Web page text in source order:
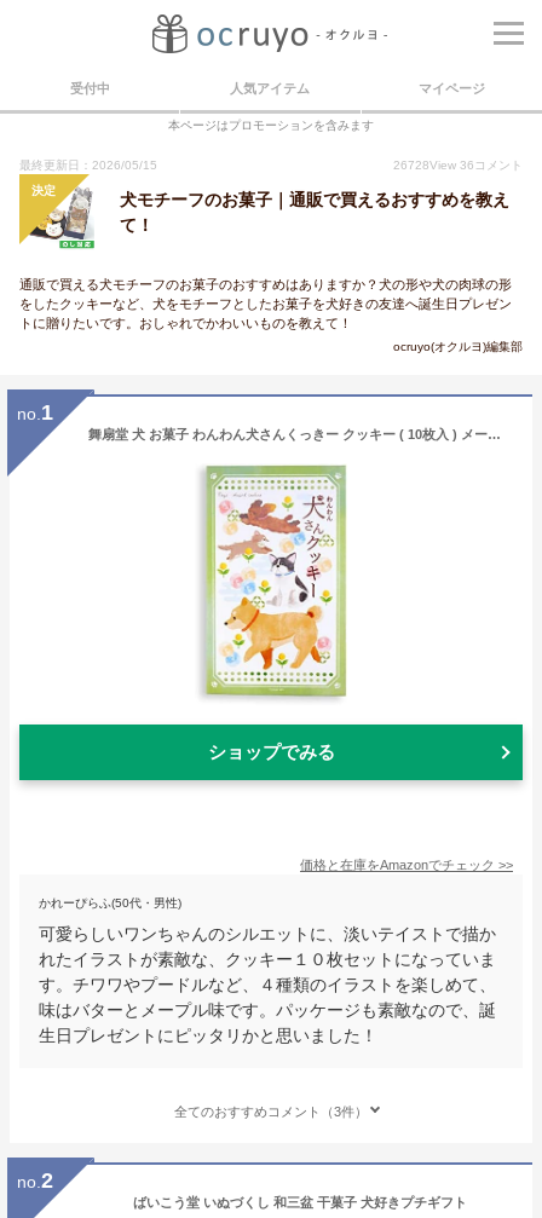
受付中 人気アイテム マイページ
本ページはプロモーションを含みます
最終更新日：2026/05/15 26728View 36 コメント
決定
犬モチーフのお菓子｜通販で買えるおすすめを教え
て！
通販で買える犬モチーフのお菓子のおすすめはありますか？犬の形や犬の肉球の形
をしたクッキーなど、犬をモチーフとしたお菓子を犬好きの友達へ誕生日プレゼン
トに贈りたいです。おしゃれでかわいいものを教えて！
ocruyo(オクルヨ)編集部
no. 1
舞扇堂 犬 お菓子 わんわん犬さんくっきー クッキー ( 10枚入 ) メープル バタークッキー ×1個（かわいい犬のポストカードつき）
ショップでみる
価格と在庫をAmazonでチェック >>
かれーぴらふ(50代・男性)
可愛らしいワンちゃんのシルエットに、淡いテイストで描か
れたイラストが素敵な、クッキー１０枚セットになっていま
す。チワワやプードルなど、４種類のイラストを楽しめて、
味はバターとメープル味です。パッケージも素敵なので、誕
生日プレゼントにピッタリかと思いました！
全てのおすすめコメント（3件）
no. 2
ばいこう堂 いぬづくし 和三盆 干菓子 犬好きプチギフト